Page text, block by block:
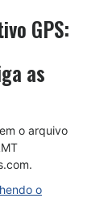
GPS:
as
o arquivo
o